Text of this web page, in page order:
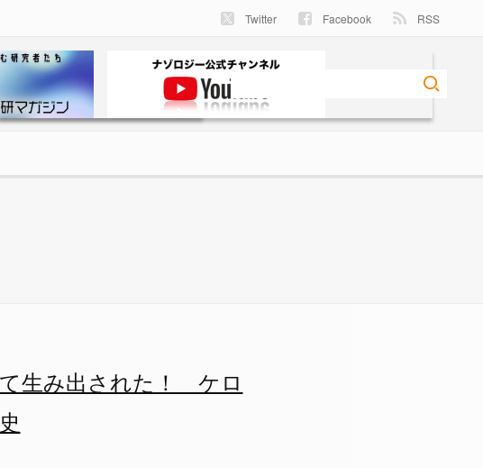
Twitter Facebook RSS
生み出された！ ケロ